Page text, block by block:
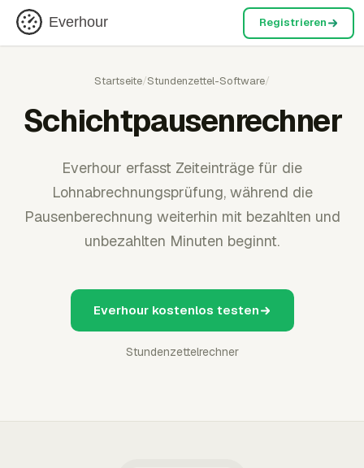
Everhour Registrieren
Startseite/Stundenzettel-Software/
Schichtpausenrechner
Everhour erfasst Zeiteinträge für die
Lohnabrechnungsprüfung, während die
Pausenberechnung weiterhin mit bezahlten und
unbezahlten Minuten beginnt.
Everhour kostenlos testen
Stundenzettelrechner